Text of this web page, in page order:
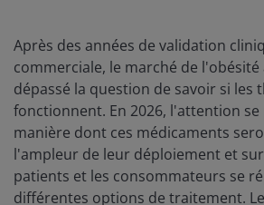
Après des années de validation
commerciale, le marché de
dépassé la question de savoir si les
fonctionnent. En 2026, l'attention
manière dont ces médicaments
l'ampleur de leur déploiement et
patients et les consommateurs se
différentes options de traitement.